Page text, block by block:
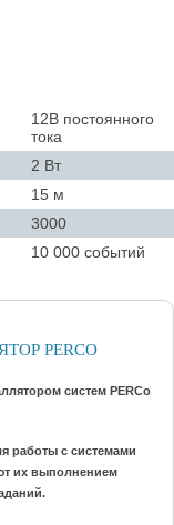
12В постоянного
тока
2 Вт
15 м
3000
10 000 событий
PERCO
систем PERCo
работы с системами
их выполнением